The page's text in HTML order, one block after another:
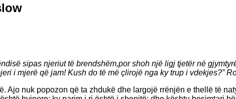
sipas njeriut të brendshëm,por shoh një ligj tjetër në
i mjerë që jam! Kush do të më çlirojë nga ky trup i vdekjes?”
Ajo nuk popozon që ta zhdukë dhe largojë rrënjën e thellë të